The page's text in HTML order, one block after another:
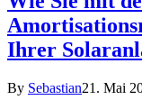
Ihrer
By Sebastian21. Mai